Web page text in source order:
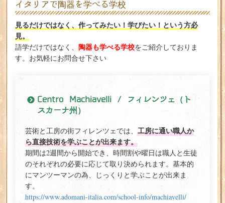
イタリアで陶器を学べる学校
見るだけではなく、作ってみたい！学びたい！という方必
見。
語学だけではなく、 陶器も学べる学校をご紹介しておりま
す。お気軽にお問合せ下さい
Centro Machiavelli / フィレンツェ（ト
スカーナ州）
芸術と工房の街フィレンツェでは、 工房に通い職人か
ら直接技術を学ぶことが出来ます。
期間は2週間から開始でき、時間割や曜日は職人と生徒
のそれぞれの必要に応じて取り決められます。基本的
にマンツーマンの為、じっくりと学ぶことが出来ま
す。
https://www.adomani-italia.com/school-info/machiavelli/